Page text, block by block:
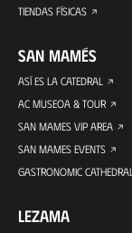
TIENDAS FÍSICAS
SAN MAMÉS
ASÍ ES LA CATEDRAL
AC MUSEOA & TOUR
SAN MAMES VIP AREA
SAN MAMES EVENTS
GASTRONOMIC CATHEDRAL
LEZAMA